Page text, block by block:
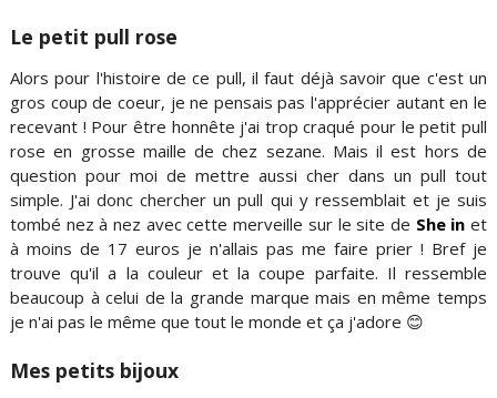
Le petit pull rose
Alors pour l'histoire de ce pull, il faut déjà savoir que c'est un
gros coup de coeur, je ne pensais pas l'apprécier autant en le
recevant ! Pour être honnête j'ai trop craqué pour le petit pull
rose en grosse maille de chez sezane. Mais il est hors de
question pour moi de mettre aussi cher dans un pull tout
simple. J'ai donc chercher un pull qui y ressemblait et je suis
tombé nez à nez avec cette merveille sur le site de She inet
à moins de 17 euros je n'allais pas me faire prier ! Bref je
trouve qu'il a la couleur et la coupe parfaite. Il ressemble
beaucoup à celui de la grande marque mais en même temps
je n'ai pas le même que tout le monde et ça j'adore 😊
Mes petits bijoux